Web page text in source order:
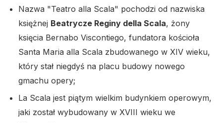
Nazwa "Teatro alla Scala" pochodzi od nazwiska
księżnej Beatrycze Reginy della Scala, żony
księcia Bernabo Viscontiego, fundatora kościoła
Santa Maria alla Scala zbudowanego w XIV wieku,
który stał niegdyś na placu budowy nowego
gmachu opery;
La Scala jest piątym wielkim budynkiem operowym,
jaki został wybudowany w XVIII wieku we